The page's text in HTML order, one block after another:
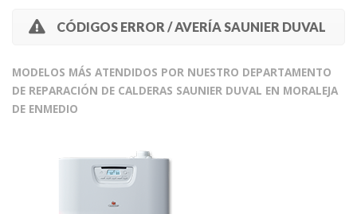
CÓDIGOS ERROR / AVERÍA SAUNIER DUVAL
MODELOS MÁS ATENDIDOS POR NUESTRO DEPARTAMENTO
DE REPARACIÓN DE CALDERAS SAUNIER DUVAL EN MORALEJA
DE ENMEDIO